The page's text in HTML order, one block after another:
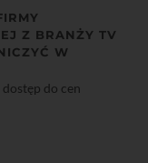
Z BRANŻY TV
W
do cen